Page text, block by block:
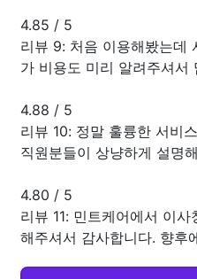
4.85 / 5
리뷰 9: 처음 이용해봤는데
가 비용도 미리 알려주셔서
4.88 / 5
리뷰 10: 정말 훌륭한 서비
직원분들이 상냥하게 설명
4.80 / 5
리뷰 11: 민트케어에서 이
해주셔서 감사합니다. 향후